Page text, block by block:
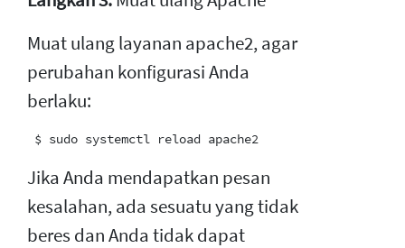
Muat ulang layanan apache2, agar
perubahan konfigurasi Anda
berlaku:
Jika Anda mendapatkan pesan
kesalahan, ada sesuatu yang tidak
beres dan Anda tidak dapat